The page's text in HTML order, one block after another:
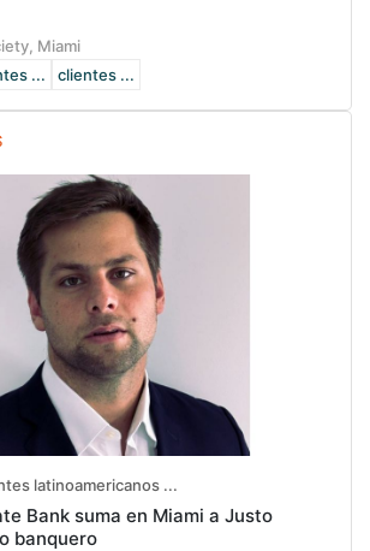
Miami
... clientes ...
latinoamericanos ...
Bank suma en Miami a Justo
banquero